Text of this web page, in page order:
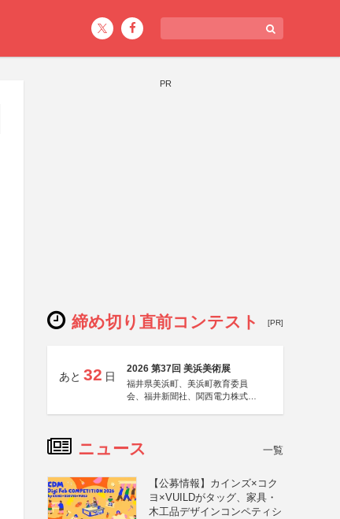
PR
締め切り直前コンテスト [PR]
あと 32 日
2026 第37回 美浜美術展
福井県美浜町、美浜町教育委員
会、福井新聞社、関西電力株式会
ニュース 一覧
【公募情報】カインズ×コク
ヨ×VUILDがタッグ、家具・
木工品デザインコンペティシ